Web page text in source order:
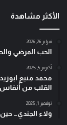
الأكثر مشاهدة
فبراير 26, 2026
الحب المرضي
أكتوبر 5, 2025
محمد منيع
القلب من أنفاس
نوفمبر 1, 2025
ولاء الجندي…